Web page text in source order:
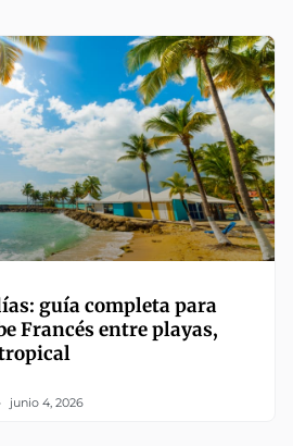
guía completa para
Francés entre playas,
junio 4, 2026